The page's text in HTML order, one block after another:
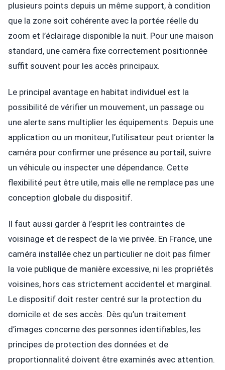
plusieurs points depuis un même support, à condition
que la zone soit cohérente avec la portée réelle du
zoom et l’éclairage disponible la nuit. Pour une maison
standard, une caméra fixe correctement positionnée
suffit souvent pour les accès principaux.
Le principal avantage en habitat individuel est la
possibilité de vérifier un mouvement, un passage ou
une alerte sans multiplier les équipements. Depuis une
application ou un moniteur, l’utilisateur peut orienter la
caméra pour confirmer une présence au portail, suivre
un véhicule ou inspecter une dépendance. Cette
flexibilité peut être utile, mais elle ne remplace pas une
conception globale du dispositif.
Il faut aussi garder à l’esprit les contraintes de
voisinage et de respect de la vie privée. En France, une
caméra installée chez un particulier ne doit pas filmer
la voie publique de manière excessive, ni les propriétés
voisines, hors cas strictement accidentel et marginal.
Le dispositif doit rester centré sur la protection du
domicile et de ses accès. Dès qu’un traitement
d’images concerne des personnes identifiables, les
principes de protection des données et de
proportionnalité doivent être examinés avec attention.